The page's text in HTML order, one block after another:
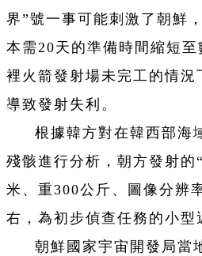
界”號一事可能刺激了朝鮮
本需20天的準備時間縮短
裡火箭發射場未完工的情況
導致發射失利。
根據韓方對在韓西部海
殘骸進行分析，朝方發射的
米、重300公斤、圖像分辨
右，為初步偵查任務的小型
朝鮮國家宇宙開發局當